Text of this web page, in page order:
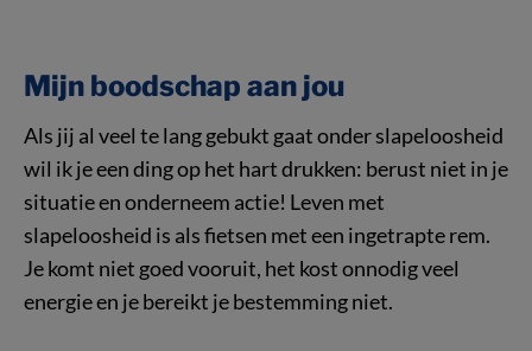
Mijn boodschap aan jou
Als jij al veel te lang gebukt gaat onder slapeloosheid
wil ik je een ding op het hart drukken: berust niet in je
situatie en onderneem actie! Leven met
slapeloosheid is als fietsen met een ingetrapte rem.
Je komt niet goed vooruit, het kost onnodig veel
energie en je bereikt je bestemming niet.